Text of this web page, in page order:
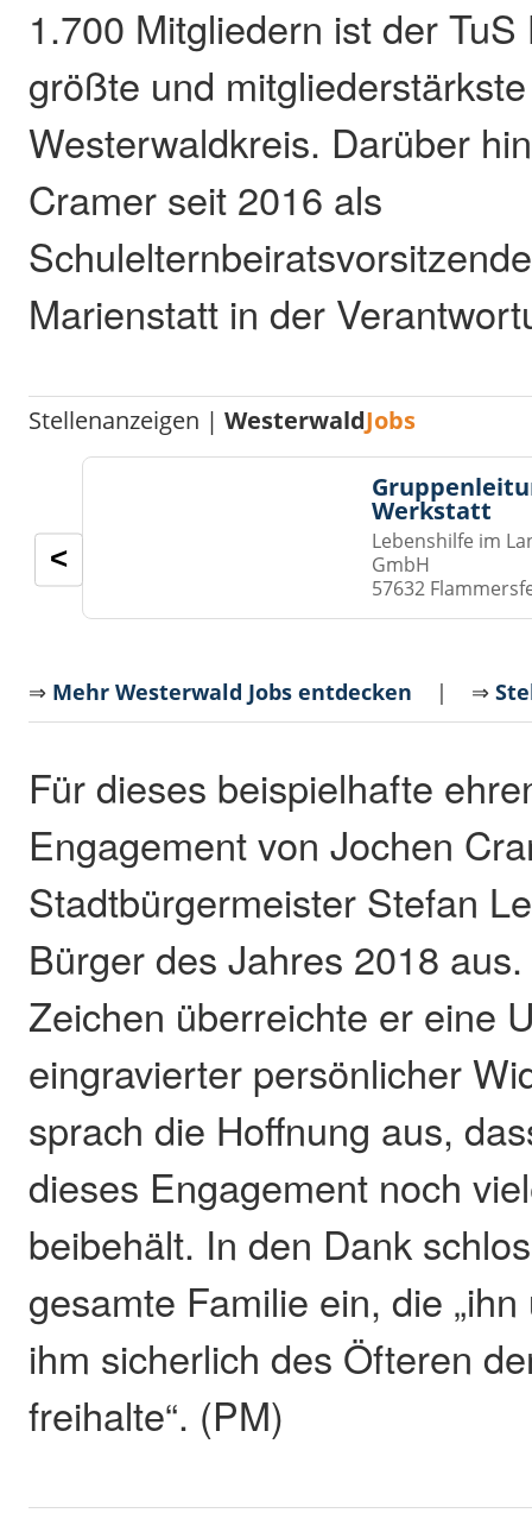
1.700 Mitgliedern ist der
größte und
Westerwaldkreis. Darüber
Cramer seit 2016 als
Marienstatt in der
Stellenanzeigen |WesterwaldJobs
Werkstatt
Lebenshilfe im
GmbH
57632
<
⇒ Mehr Westerwald Jobs entdecken | ⇒
Für dieses beispielhafte
Engagement von Jochen
Stadtbürgermeister Stefan
Bürger des Jahres 2018
Zeichen überreichte er eine
eingravierter persönlicher
sprach die Hoffnung aus,
dieses Engagement noch
beibehält. In den Dank
gesamte Familie ein, die
ihm sicherlich des Öfteren
freihalte“. (PM)